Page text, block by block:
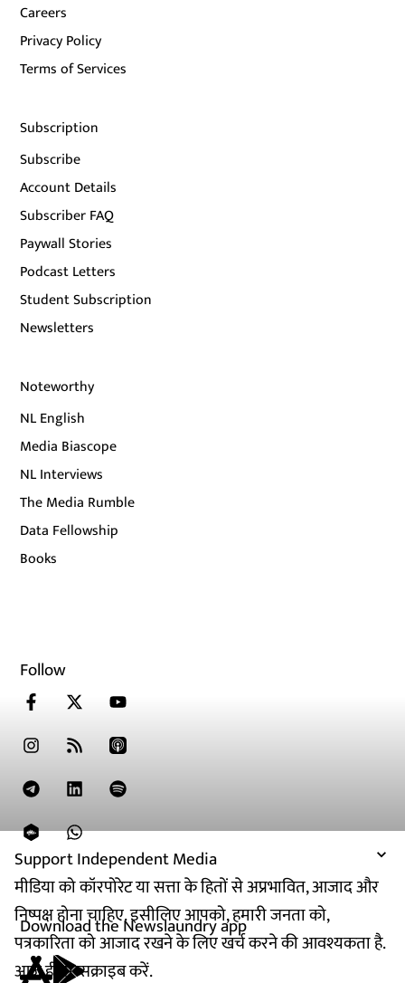
Support Independent Media
मीडिया को कॉरपोरेट या सत्ता के हितों से अप्रभावित, आजाद और
निष्पक्ष होना चाहिए. इसीलिए आपको, हमारी जनता को,
पत्रकारिता को आजाद रखने के लिए खर्च करने की आवश्यकता है.
आज ही सब्सक्राइब करें.
Careers
Privacy Policy
Terms of Services
Subscription
Subscribe
Account Details
Subscriber FAQ
Paywall Stories
Podcast Letters
Student Subscription
Newsletters
Noteworthy
NL English
Media Biascope
NL Interviews
The Media Rumble
Data Fellowship
Books
Follow
Download the Newslaundry app